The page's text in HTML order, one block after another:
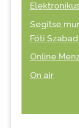
Segítse
Fóti
Online
On air